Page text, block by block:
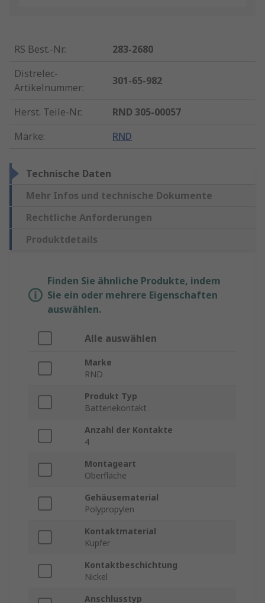
RS Best.-Nr.:
283-2680
Distrelec-
Artikelnummer:
301-65-982
Herst. Teile-Nr.:
RND 305-00057
Marke: RND
Technische Daten
Mehr Infos und technische Dokumente
Rechtliche Anforderungen
Produktdetails
Finden Sie ähnliche Produkte, indem
Sie ein oder mehrere Eigenschaften
auswählen.
Alle auswählen
Marke
RND
Produkt Typ
Batteriekontakt
Anzahl der Kontakte
4
Montageart
Oberfläche
Gehäusematerial
Polypropylen
Kontaktmaterial
Kupfer
Kontaktbeschichtung
Nickel
Anschlusstyp